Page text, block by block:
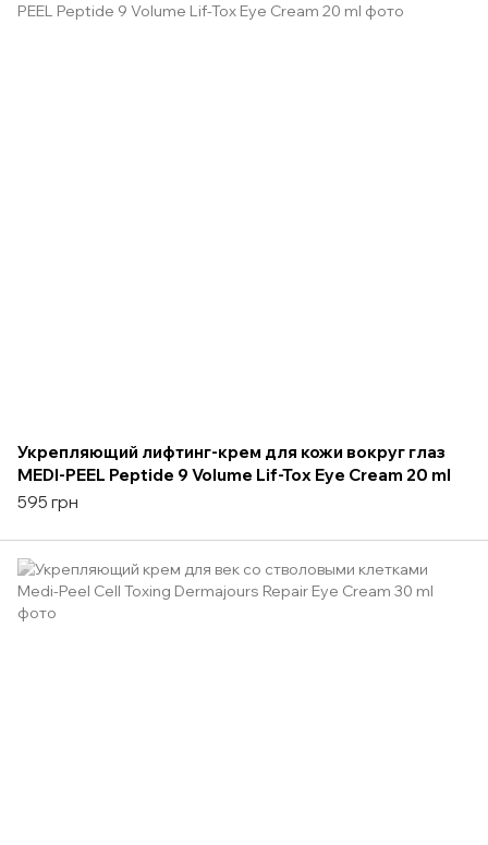
Укрепляющий лифтинг-крем для кожи вокруг глаз
MEDI-PEEL Peptide 9 Volume Lif-Tox Eye Cream 20 ml
595 грн